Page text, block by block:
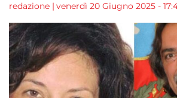
redazione | venerdì 20 Giugno 2025 -